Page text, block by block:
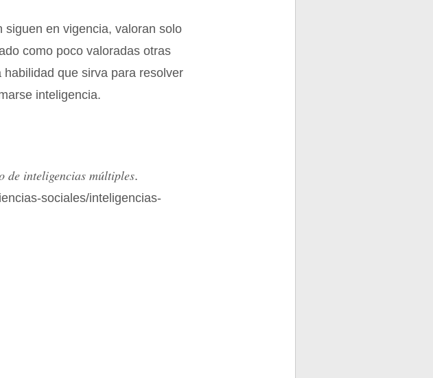
siguen en vigencia, valoran solo
como poco valoradas otras
que sirva para resolver
inteligencia.
de inteligencias múltiples.
sociales/inteligencias-